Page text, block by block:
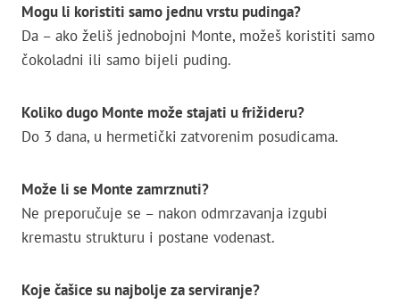
Mogu li koristiti samo jednu vrstu pudinga?
Da – ako želiš jednobojni Monte, možeš koristiti samo
čokoladni ili samo bijeli puding.
Koliko dugo Monte može stajati u frižideru?
Do 3 dana, u hermetički zatvorenim posudicama.
Može li se Monte zamrznuti?
Ne preporučuje se – nakon odmrzavanja izgubi
kremastu strukturu i postane vodenast.
Koje čašice su najbolje za serviranje?